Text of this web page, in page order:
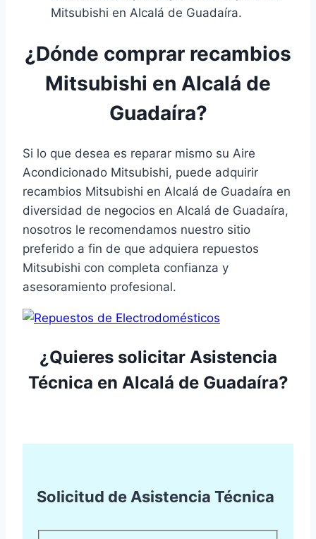
Mitsubishi en Alcalá de Guadaíra.
¿Dónde comprar recambios
Mitsubishi en Alcalá de
Guadaíra?
Si lo que desea es reparar mismo su Aire
Acondicionado Mitsubishi, puede adquirir
recambios Mitsubishi en Alcalá de Guadaíra en
diversidad de negocios en Alcalá de Guadaíra,
nosotros le recomendamos nuestro sitio
preferido a fin de que adquiera repuestos
Mitsubishi con completa confianza y
asesoramiento profesional.
¿Quieres solicitar Asistencia
Técnica en Alcalá de Guadaíra?
Solicitud de Asistencia Técnica